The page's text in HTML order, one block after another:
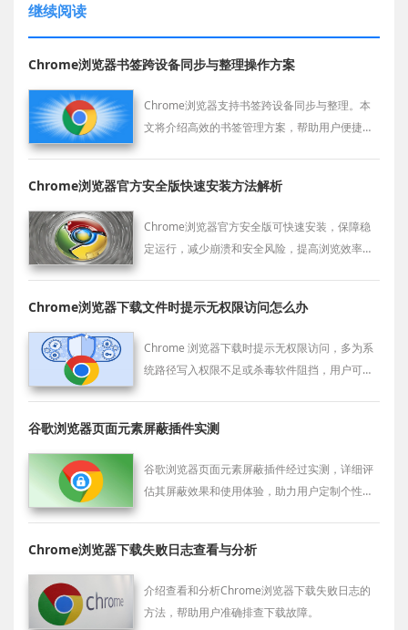
继续阅读
Chrome浏览器书签跨设备同步与整理操作方案
Chrome浏览器支持书签跨设备同步与整理。本
文将介绍高效的书签管理方案，帮助用户便捷地
Chrome浏览器官方安全版快速安装方法解析
Chrome浏览器官方安全版可快速安装，保障稳
定运行，减少崩溃和安全风险，提高浏览效率和
Chrome浏览器下载文件时提示无权限访问怎么办
Chrome 浏览器下载时提示无权限访问，多为系
统路径写入权限不足或杀毒软件阻挡，用户可通
谷歌浏览器页面元素屏蔽插件实测
谷歌浏览器页面元素屏蔽插件经过实测，详细评
估其屏蔽效果和使用体验，助力用户定制个性化
Chrome浏览器下载失败日志查看与分析
介绍查看和分析Chrome浏览器下载失败日志的
方法，帮助用户准确排查下载故障。